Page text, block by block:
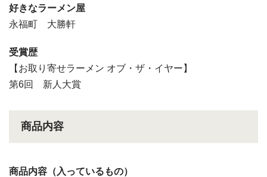
好きなラーメン屋
永福町 大勝軒
受賞歴
【お取り寄せラーメン オブ・ザ・イヤー】
第6回 新人大賞
商品内容
商品内容（入っているもの）